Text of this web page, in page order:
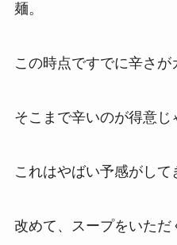
麺。
この時点ですでに辛さ
そこまで辛いのが得意じ
これはやばい予感がして
改めて、スープをいただ